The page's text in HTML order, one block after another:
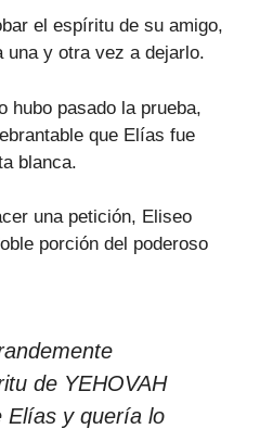
el espíritu de su amigo,
una y otra vez a dejarlo.
hubo pasado la prueba,
que Elías fue
blanca.
una petición, Eliseo
porción del poderoso
de YEHOVAH
Elías y quería lo